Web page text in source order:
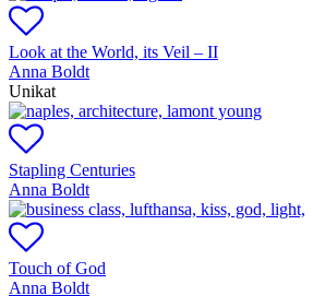
Look at the World, its Veil – II
Anna Boldt
Unikat
Stapling Centuries
Anna Boldt
Touch of God
Anna Boldt